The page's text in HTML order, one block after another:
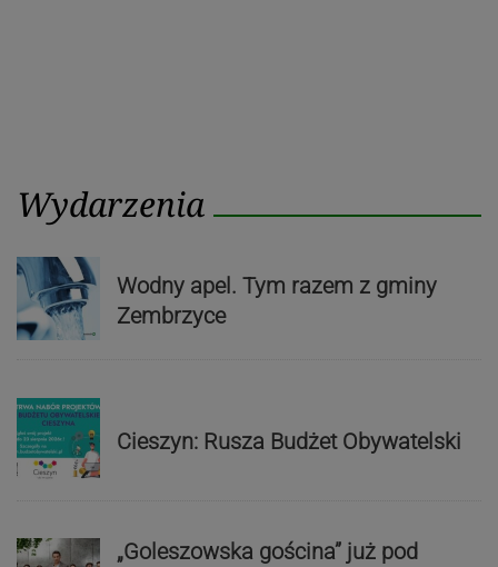
Wydarzenia
Wodny apel. Tym razem z gminy
Zembrzyce
Cieszyn: Rusza Budżet Obywatelski
„Goleszowska gościna” już pod